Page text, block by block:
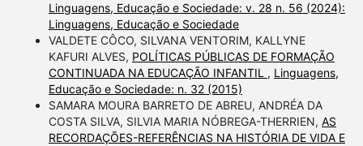
Linguagens, Educação e Sociedade: v. 28 n. 56 (2024):
Linguagens, Educação e Sociedade
VALDETE CÔCO, SILVANA VENTORIM, KALLYNE
KAFURI ALVES, POLÍTICAS PÚBLICAS DE FORMAÇÃO
CONTINUADA NA EDUCAÇÃO INFANTIL , Linguagens,
Educação e Sociedade: n. 32 (2015)
SAMARA MOURA BARRETO DE ABREU, ANDRÉA DA
COSTA SILVA, SILVIA MARIA NÓBREGA-THERRIEN, AS
RECORDAÇÕES-REFERÊNCIAS NA HISTÓRIA DE VIDA E